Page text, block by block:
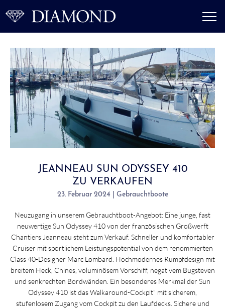
JEANNEAU SUN ODYSSEY 410
ZU VERKAUFEN
23. Februar 2024 | Gebrauchtboote
Neuzugang in unserem Gebrauchtboot-Angebot: Eine junge, fast
neuwertige Sun Odyssey 410 von der französischen Großwerft
Chantiers Jeanneau steht zum Verkauf. Schneller und komfortabler
Cruiser mit sportlichem Leistungspotential von dem renommierten
Class 40-Designer Marc Lombard. Hochmodernes Rumpfdesign mit
breitem Heck, Chines, voluminösem Vorschiff, negativem Bugsteven
und senkrechten Bordwänden. Ein besonderes Merkmal der Sun
Odyssey 410 ist das Walkaround-Cockpit" mit sicherem,
stufenlosem Zugang vom Cockpit zu den Laufdecks. Sichere und